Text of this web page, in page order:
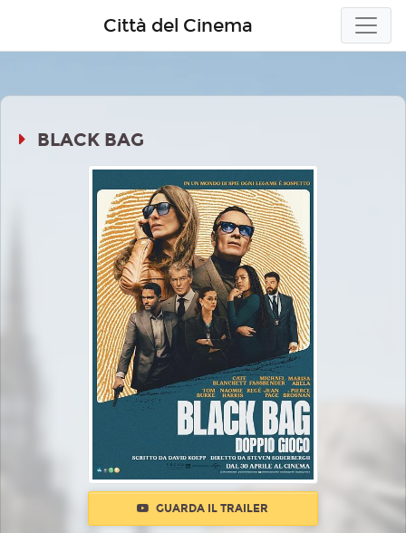
Città del Cinema
BLACK BAG
GUARDA IL TRAILER